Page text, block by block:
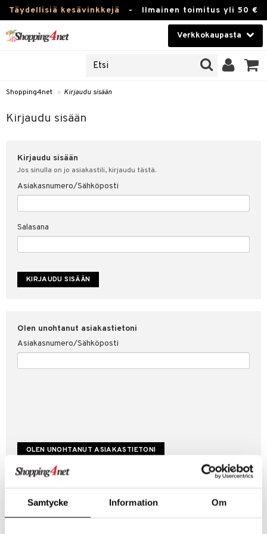
Samtycke Information Om
Täydellisiä kesävinkkejä - Ilmainen toimitus yli 50 €
Verkkokaupasta
Piilolinssit
Luontaistuotteet
Fitness
Koti & Sisustus
Lelut, Lapsi & Vauva
Tuotemerkkejä
Shopping4net » Kirjaudu sisään
Kirjaudu sisään
Kirjaudu sisään
Jos sinulla on jo asiakastili, kirjaudu tästä.
Asiakasnumero/Sähköposti
Salasana
Olen unohtanut asiakastietoni
Asiakasnumero/Sähköposti
Luo uusi asiakas
Hyviä tarjouksia
sisään
& vastauksia
myyntiehdot
suojaus